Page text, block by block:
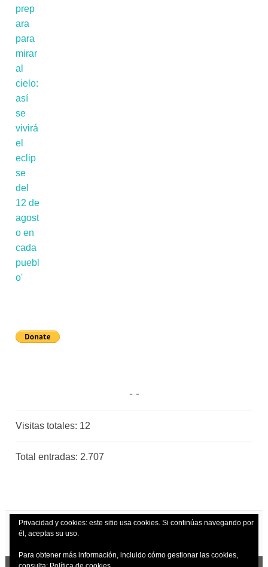
Visitas totales: 12
Total entradas: 2.707
Privacidad y cookies: este sitio usa cookies. Si continúas navegando por
él, aceptas su uso.
Para obtener más información, incluido cómo gestionar las cookies,